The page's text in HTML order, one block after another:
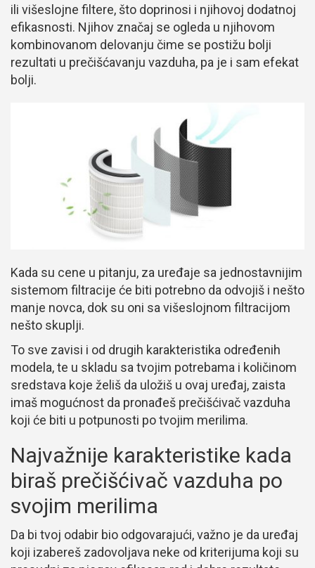
ili višeslojne filtere, što doprinosi i njihovoj dodatnoj
efikasnosti. Njihov značaj se ogleda u njihovom
kombinovanom delovanju čime se postižu bolji
rezultati u prečišćavanju vazduha, pa je i sam efekat
bolji.
Kada su cene u pitanju, za uređaje sa jednostavnijim
sistemom filtracije će biti potrebno da odvojiš i nešto
manje novca, dok su oni sa višeslojnom filtracijom
nešto skuplji.
To sve zavisi i od drugih karakteristika određenih
modela, te u skladu sa tvojim potrebama i količinom
sredstava koje želiš da uložiš u ovaj uređaj, zaista
imaš mogućnost da pronađeš prečišćivač vazduha
koji će biti u potpunosti po tvojim merilima.
Najvažnije karakteristike kada
biraš prečišćivač vazduha po
svojim merilima
Da bi tvoj odabir bio odgovarajući, važno je da uređaj
koji izabereš zadovoljava neke od kriterijuma koji su